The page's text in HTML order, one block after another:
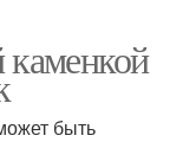
каменкой
быть